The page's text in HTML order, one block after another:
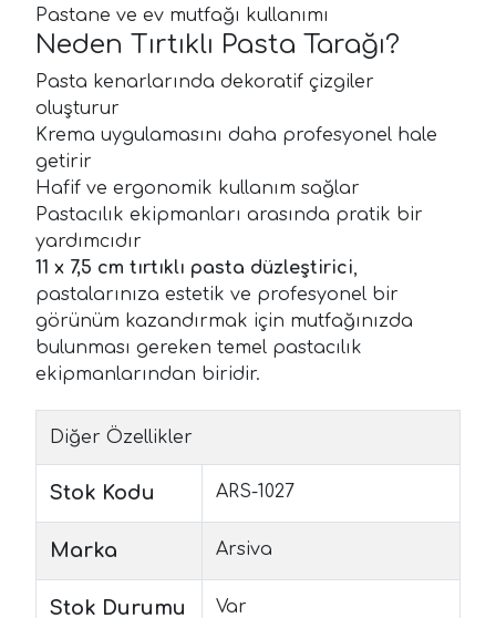
Pastane ve ev mutfağı kullanımı
Neden Tırtıklı Pasta Tarağı?
Pasta kenarlarında dekoratif çizgiler
oluşturur
Krema uygulamasını daha profesyonel hale
getirir
Hafif ve ergonomik kullanım sağlar
Pastacılık ekipmanları arasında pratik bir
yardımcıdır
11 x 7,5 cm tırtıklı pasta düzleştirici,
pastalarınıza estetik ve profesyonel bir
görünüm kazandırmak için mutfağınızda
bulunması gereken temel pastacılık
ekipmanlarından biridir.
Diğer Özellikler
Stok Kodu ARS-1027
Marka Arsiva
Stok Durumu Var